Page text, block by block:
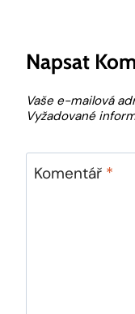
Napsat
Vaše e-mailová
Vyžadované
Komentář *